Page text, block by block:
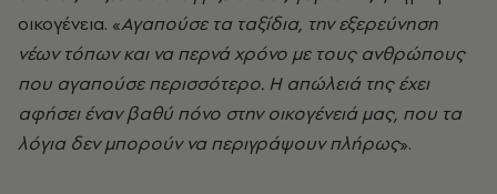
οικογένεια. «Αγαπούσε τα ταξίδια, την εξερεύνηση
νέων τόπων και να περνά χρόνο με τους ανθρώπους
που αγαπούσε περισσότερο. Η απώλειά της έχει
αφήσει έναν βαθύ πόνο στην οικογένειά μας, που τα
λόγια δεν μπορούν να περιγράψουν πλήρως».